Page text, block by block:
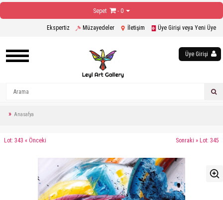
Sepet - 0
Ekspertiz Müzayedeler İletişim Üye Girişi veya Yeni Üye
Üye Girişi
Anasafya
Lot: 343 « Önceki Sonraki » Lot: 345